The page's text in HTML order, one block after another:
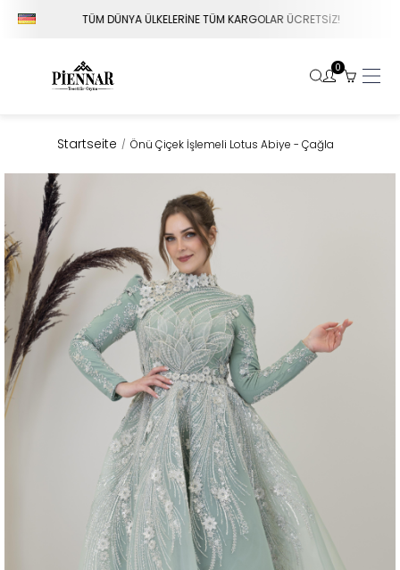
TÜM DÜNYA ÜLKELERİNE TÜM KARGOLAR ÜCRETSİZ!
0
Startseite Önü Çiçek İşlemeli Lotus Abiye - Çağla